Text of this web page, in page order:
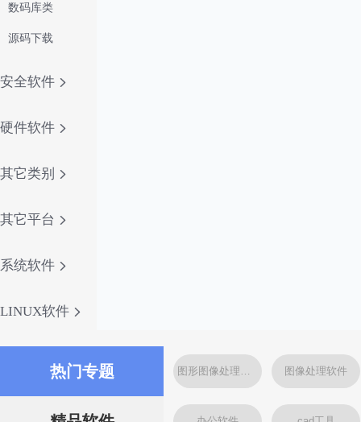
数码库类
源码下载
安全软件
硬件软件
其它类别
其它平台
系统软件
LINUX软件
热门专题 图形图像处理软件 图像处理软件